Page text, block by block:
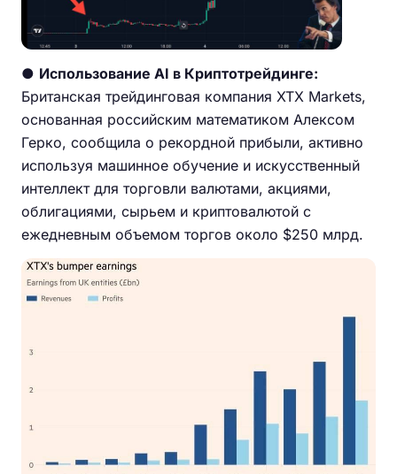
● Использование AI в Криптотрейдинге:
Британская трейдинговая компания XTX Markets,
основанная российским математиком Алексом
Герко, сообщила о рекордной прибыли, активно
используя машинное обучение и искусственный
интеллект для торговли валютами, акциями,
облигациями, сырьем и криптовалютой с
ежедневным объемом торгов около $250 млрд.